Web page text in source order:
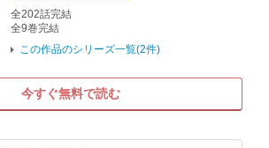
全202話完結
全9巻完結
この作品のシリーズ一覧(2件)
今すぐ無料で読む